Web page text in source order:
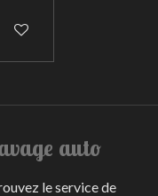
au panier
auto
le service de